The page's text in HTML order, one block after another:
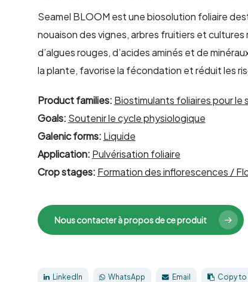
Seamel BLOOM est une biosolution foliaire
nouaison des vignes, arbres fruitiers et
d’algues rouges, d’acides aminés et de
la plante, favorise la fécondation et réduit les
Product families: Biostimulants foliaires pour le
Goals: Soutenir le cycle physiologique
Galenic forms: Liquide
Application: Pulvérisation foliaire
Crop stages: Formation des inflorescences /
Nous contacter à propos de ce produit
LinkedIn WhatsApp Email Copy